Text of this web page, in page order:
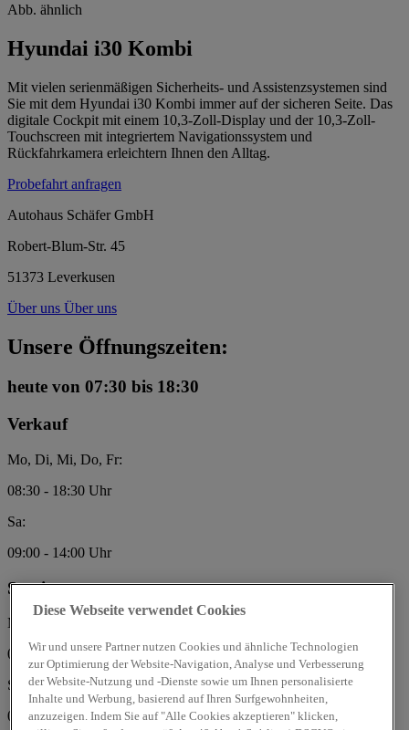
Abb. ähnlich
Hyundai i30 Kombi
Mit vielen serienmäßigen Sicherheits- und Assistenzsystemen sind
Sie mit dem Hyundai i30 Kombi immer auf der sicheren Seite. Das
digitale Cockpit mit einem 10,3-Zoll-Display und der 10,3-Zoll-
Touchscreen mit integriertem Navigationssystem und
Rückfahrkamera erleichtern Ihnen den Alltag.
Probefahrt anfragen
Autohaus Schäfer GmbH
Robert-Blum-Str. 45
51373 Leverkusen
Über uns Über uns
Unsere Öffnungszeiten:
heute von 07:30 bis 18:30
Verkauf
Mo, Di, Mi, Do, Fr:
08:30 - 18:30 Uhr
Sa:
09:00 - 14:00 Uhr
Service
Mo, Di, Mi, Do, Fr:
07:30 - 18:30 Uhr
Sa:
09:00 - 14:00 Uhr
Diese Webseite verwendet Cookies
Wir und unsere Partner nutzen Cookies und ähnliche Technologien
zur Optimierung der Website-Navigation, Analyse und Verbesserung
der Website-Nutzung und -Dienste sowie um Ihnen personalisierte
Inhalte und Werbung, basierend auf Ihren Surfgewohnheiten,
anzuzeigen. Indem Sie auf "Alle Cookies akzeptieren" klicken,